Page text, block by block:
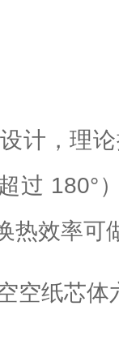
计，理
过 180°
热效率可